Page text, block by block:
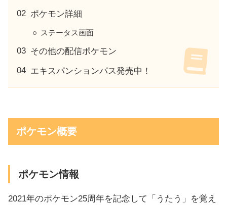
ポケモン詳細
ステータス画面
その他の配信ポケモン
エキスパンションパス発売中！
ポケモン概要
ポケモン情報
2021年のポケモン25周年を記念して「うたう」を覚え